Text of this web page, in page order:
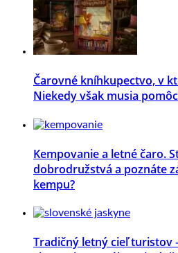
Čarovné kníhkupectvo, v
Niekedy však musia
Kempovanie a letné čaro.
dobrodružstvá a poznáte
kempu?
Tradičný letný cieľ turistov